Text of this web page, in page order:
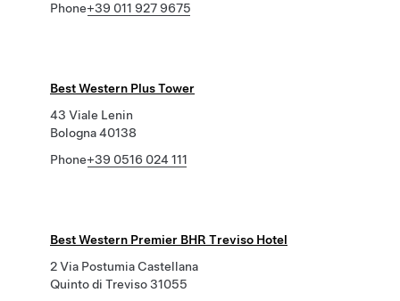
Phone+39 011 927 9675
Best Western Plus Tower
43 Viale Lenin
Bologna 40138
Phone+39 0516 024 111
Best Western Premier BHR Treviso Hotel
2 Via Postumia Castellana
Quinto di Treviso 31055